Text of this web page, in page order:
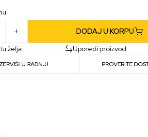
DODAJ U KORPU
želja Uporedi proizvod
U RADNJI PROVERITE